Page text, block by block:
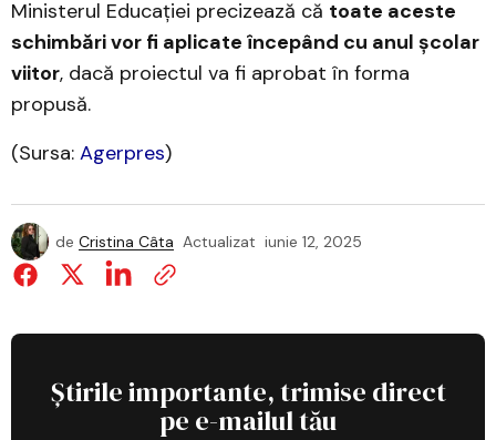
Ministerul Educației precizează că toate aceste
schimbări vor fi aplicate începând cu anul școlar
viitor, dacă proiectul va fi aprobat în forma
propusă.
(Sursa: Agerpres)
de Cristina Câta Actualizat iunie 12, 2025
Știrile importante, trimise direct
pe e-mailul tău